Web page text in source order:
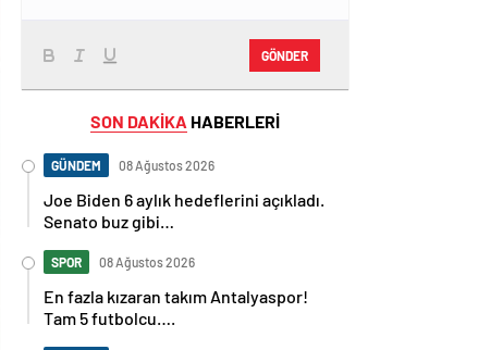
GÖNDER
SON DAKİKA HABERLERİ
GÜNDEM 08 Ağustos 2026
Joe Biden 6 aylık hedeflerini açıkladı.
Senato buz gibi…
SPOR 08 Ağustos 2026
En fazla kızaran takım Antalyaspor!
Tam 5 futbolcu….